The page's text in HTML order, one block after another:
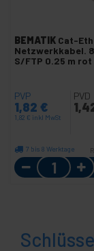
BEMATIK Cat-
Netzwerkkabel.
S/FTP 0.25 m rot
PVP
1,82 €
1,82 € inkl MwSt
PVD
7 bis 8 Werktage
Menge